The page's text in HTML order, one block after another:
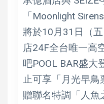
「Moonlight
將於10月31日（
店24F全台唯一高
吧POOL BAR盛大
止可享「月光早
贈聯名特調「人